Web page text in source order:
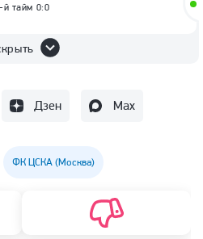
й тайм 0:0
Дзен Max
ФК ЦСКА (Москва)